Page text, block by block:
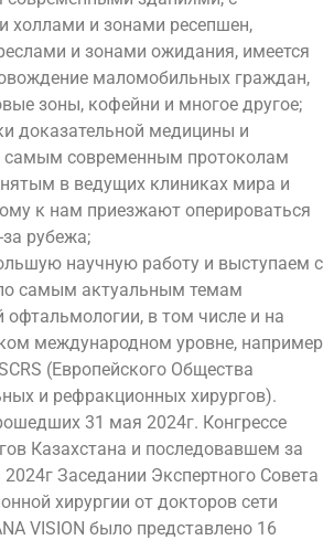
холлами и зонами ресепшен,
и зонами ожидания, имеется
маломобильных граждан,
зоны, кофейни и многое другое;
доказательной медицины и
самым современным протоколам
в ведущих клиниках мира и
к нам приезжают оперироваться
рубежа;
научную работу и выступаем с
самым актуальным темам
офтальмологии, в том числе и на
международном уровне, например
(Европейского Общества
и рефракционных хирургов).
31 мая 2024г. Конгрессе
Казахстана и последовавшем за
Заседании Экспертного Совета
хирургии от докторов сети
VISION было представлено 16